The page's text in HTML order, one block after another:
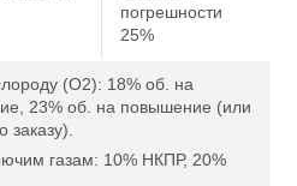
погрешности
25%
(О2): 18% об. на
23% об. на повышение (или
заказу).
газам: 10% НКПР, 20%